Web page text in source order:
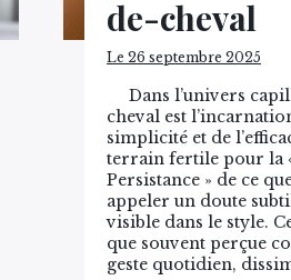
de-cheval
Le 26 septembre 2025
Dans l’univers
cheval est
simplicité et de
terrain fertile pour la
Persistance » de ce
appeler un doute
visible dans le style.
que souvent perçue
geste quotidien,